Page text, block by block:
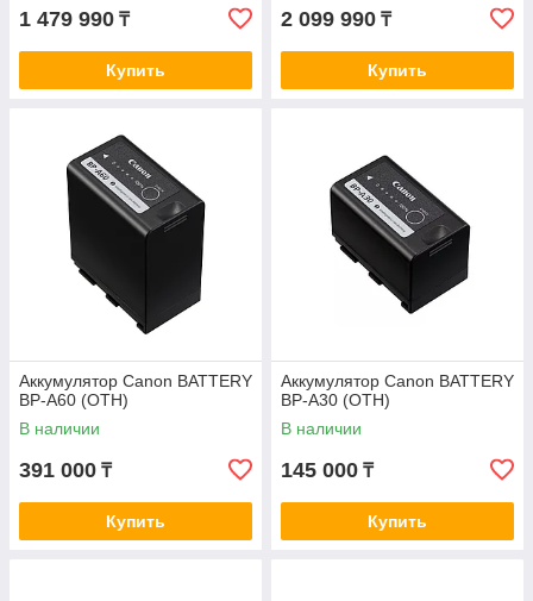
1 479 990 ₸
Купить
2 099 990 ₸
Купить
Аккумулятор Canon BATTERY
BP-A60 (OTH)
В наличии
391 000 ₸
Купить
Аккумулятор Canon BATTERY
BP-A30 (OTH)
В наличии
145 000 ₸
Купить